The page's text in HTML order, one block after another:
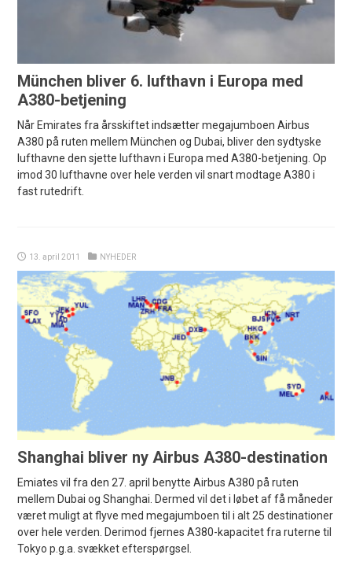
München bliver 6. lufthavn i Europa med
A380-betjening
Når Emirates fra årsskiftet indsætter megajumboen Airbus
A380 på ruten mellem München og Dubai, bliver den sydtyske
lufthavne den sjette lufthavn i Europa med A380-betjening. Op
imod 30 lufthavne over hele verden vil snart modtage A380 i
fast rutedrift.
13. april 2011 NYHEDER
Shanghai bliver ny Airbus A380-destination
Emiates vil fra den 27. april benytte Airbus A380 på ruten
mellem Dubai og Shanghai. Dermed vil det i løbet af få måneder
været muligt at flyve med megajumboen til i alt 25 destinationer
over hele verden. Derimod fjernes A380-kapacitet fra ruterne til
Tokyo p.g.a. svækket efterspørgsel.